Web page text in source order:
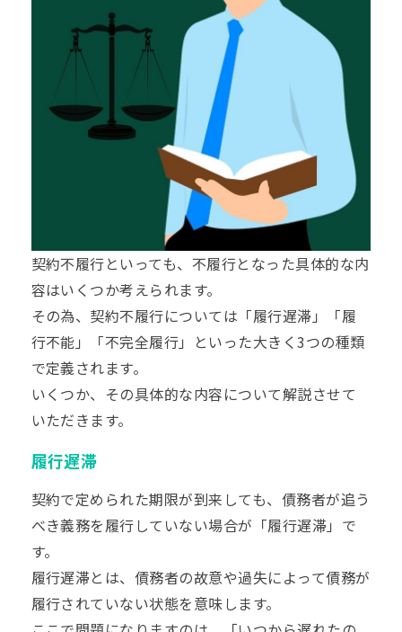
契約不履行といっても、不履行となった具体的な内
容はいくつか考えられます。
その為、契約不履行については「履行遅滞」「履
行不能」「不完全履行」といった大きく3つの種類
で定義されます。
いくつか、その具体的な内容について解説させて
いただきます。
履行遅滞
契約で定められた期限が到来しても、債務者が追う
べき義務を履行していない場合が「履行遅滞」で
す。
履行遅滞とは、債務者の故意や過失によって債務が
履行されていない状態を意味します。